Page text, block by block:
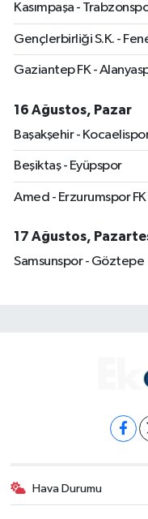
Kasımpaşa -
Gençlerbirliği S.K. -
Gaziantep FK -
16 Ağustos, Pazar
Başakşehir -
Beşiktaş - Eyüpspor
Amed - Erzurumspor FK
17 Ağustos,
Samsunspor - Göztepe
Hava Durumu